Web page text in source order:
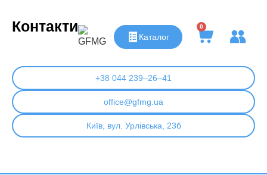
Контакти
Каталог
0
+38 044 239–26–41
office@gfmg.ua
Київ, вул. Урлівська, 23б